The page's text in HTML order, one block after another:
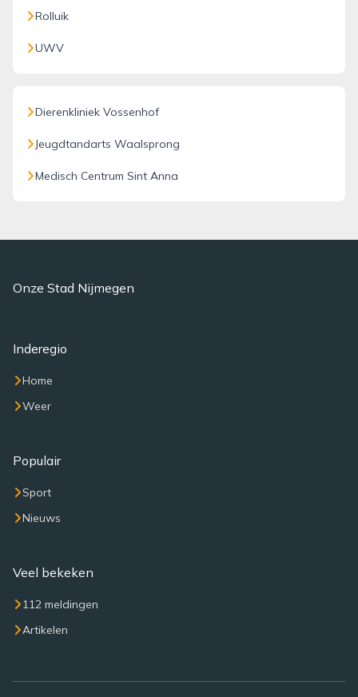
Rolluik
UWV
Dierenkliniek Vossenhof
Jeugdtandarts Waalsprong
Medisch Centrum Sint Anna
Onze Stad Nijmegen
Inderegio
Home
Weer
Populair
Sport
Nieuws
Veel bekeken
112 meldingen
Artikelen